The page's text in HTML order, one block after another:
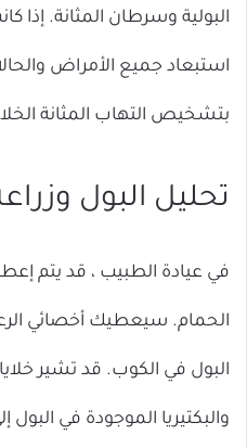
البولية وسرطان المثانة. إذا
استبعاد جميع الأمراض
بتشخيص التهاب المثانة
تحليل البول
في عيادة الطبيب ، قد يتم
الحمام. سيعطيك أخصائي
البول في الكوب. قد تشير
والبكتيريا الموجودة في البول